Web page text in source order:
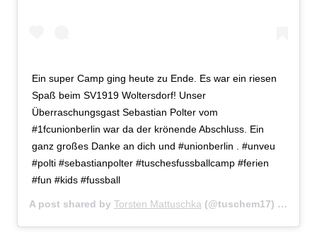
Ein super Camp ging heute zu Ende. Es war ein riesen
Spaß beim SV1919 Woltersdorf! Unser
Überraschungsgast Sebastian Polter vom
#1fcunionberlin war da der krönende Abschluss. Ein
ganz großes Danke an dich und #unionberlin . #unveu
#polti #sebastianpolter #tuschesfussballcamp #ferien
#fun #kids #fussball
A post shared by Torsten Mattuschka (@tuschem17) on